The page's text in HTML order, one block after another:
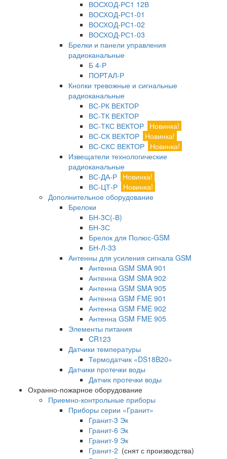
ВОСХОД-РС1 12В
ВОСХОД-РС1-01
ВОСХОД-РС1-02
ВОСХОД-РС1-03
Брелки и панели управления
радиоканальные
Б 4-Р
ПОРТАЛ-Р
Кнопки тревожные и сигнальные
радиоканальные
ВС-РК ВЕКТОР
ВС-ТК ВЕКТОР
ВС-ТКС ВЕКТОР Новинка!
ВС-СК ВЕКТОР Новинка!
ВС-СКС ВЕКТОР Новинка!
Извещатели технологические
радиоканальные
ВС-ДА-Р Новинка!
ВС-ЦТ-Р Новинка!
Дополнительное оборудование
Брелоки
БН-3С(-В)
БН-3С
Брелок для Полюс-GSM
БН-Л-33
Антенны для усиления сигнала GSM
Антенна GSM SMA 901
Антенна GSM SMA 902
Антенна GSM SMA 905
Антенна GSM FME 901
Антенна GSM FME 902
Антенна GSM FME 905
Элементы питания
CR123
Датчики температуры
Термодатчик «DS18B20»
Датчики протечки воды
Датчик протечки воды
Охранно-пожарное оборудование
Приемно-контрольные приборы
Приборы серии «Гранит»
Гранит-3 Эк
Гранит-6 Эк
Гранит-9 Эк
Гранит-2 (снят с производства)